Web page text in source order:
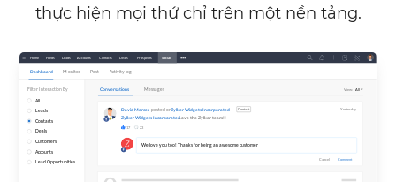
thực hiện mọi thứ chỉ trên một nền tảng.